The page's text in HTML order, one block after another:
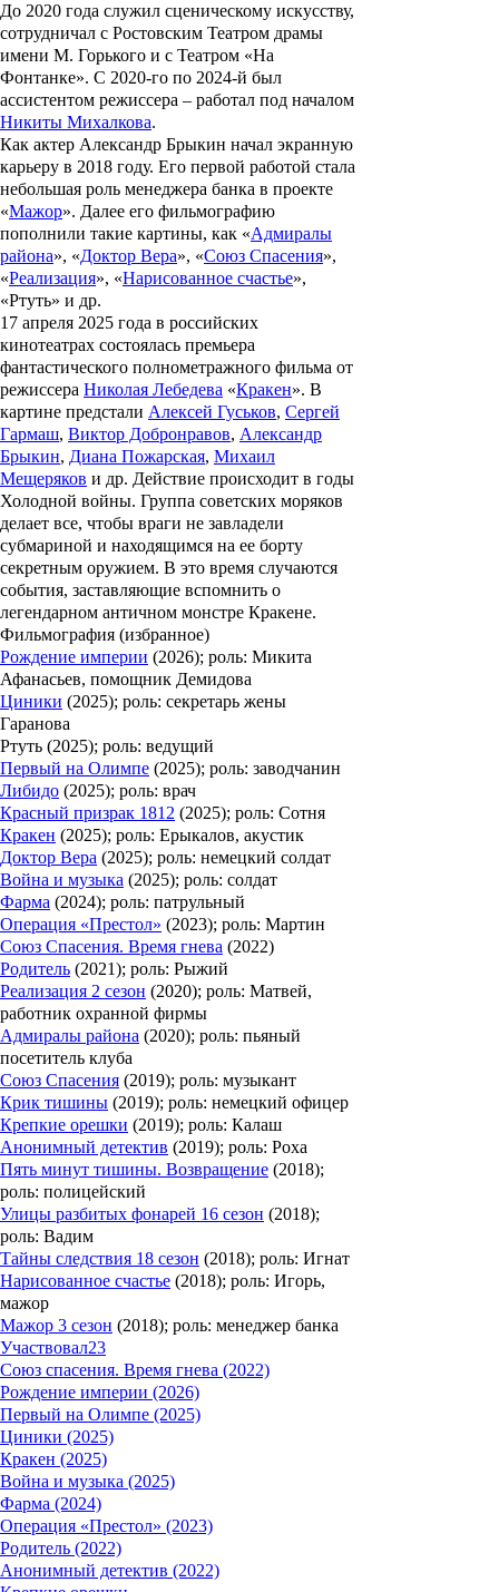
До 2020 года служил сценическому искусству,
сотрудничал с Ростовским Театром драмы
имени М. Горького и с Театром «На
Фонтанке». С 2020-го по 2024-й был
ассистентом режиссера – работал под началом
Никиты Михалкова.
Как актер Александр Брыкин начал экранную
карьеру в 2018 году. Его первой работой стала
небольшая роль менеджера банка в проекте
«Мажор». Далее его фильмографию
пополнили такие картины, как «Адмиралы
района», «Доктор Вера», «Союз Спасения»,
«Реализация», «Нарисованное счастье»,
«Ртуть» и др.
17 апреля 2025 года в российских
кинотеатрах состоялась премьера
фантастического полнометражного фильма от
режиссера Николая Лебедева «Кракен». В
картине предстали Алексей Гуськов, Сергей
Гармаш, Виктор Добронравов, Александр
Брыкин, Диана Пожарская, Михаил
Мещеряков и др. Действие происходит в годы
Холодной войны. Группа советских моряков
делает все, чтобы враги не завладели
субмариной и находящимся на ее борту
секретным оружием. В это время случаются
события, заставляющие вспомнить о
легендарном античном монстре Кракене.
Фильмография (избранное)
Рождение империи (2026); роль: Микита
Афанасьев, помощник Демидова
Циники (2025); роль: секретарь жены
Гаранова
Ртуть (2025); роль: ведущий
Первый на Олимпе (2025); роль: заводчанин
Либидо (2025); роль: врач
Красный призрак 1812 (2025); роль: Сотня
Кракен (2025); роль: Ерыкалов, акустик
Доктор Вера (2025); роль: немецкий солдат
Война и музыка (2025); роль: солдат
Фарма (2024); роль: патрульный
Операция «Престол» (2023); роль: Мартин
Союз Спасения. Время гнева (2022)
Родитель (2021); роль: Рыжий
Реализация 2 сезон (2020); роль: Матвей,
работник охранной фирмы
Адмиралы района (2020); роль: пьяный
посетитель клуба
Союз Спасения (2019); роль: музыкант
Крик тишины (2019); роль: немецкий офицер
Крепкие орешки (2019); роль: Калаш
Анонимный детектив (2019); роль: Роха
Пять минут тишины. Возвращение (2018);
роль: полицейский
Улицы разбитых фонарей 16 сезон (2018);
роль: Вадим
Тайны следствия 18 сезон (2018); роль: Игнат
Нарисованное счастье (2018); роль: Игорь,
мажор
Мажор 3 сезон (2018); роль: менеджер банка
Участвовал23
Союз спасения. Время гнева (2022)
Рождение империи (2026)
Первый на Олимпе (2025)
Циники (2025)
Кракен (2025)
Война и музыка (2025)
Фарма (2024)
Операция «Престол» (2023)
Родитель (2022)
Анонимный детектив (2022)